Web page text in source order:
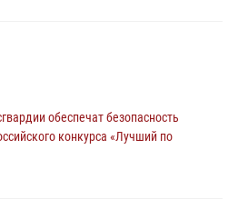
правоохранители отреагировали
обеспечат безопасность
конкурса «Лучший по